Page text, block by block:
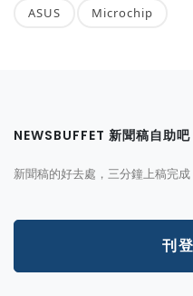
ASUS Microchip
NEWSBUFFET 新聞稿自助吧
新聞稿的好去處，三分鐘上稿完
刊